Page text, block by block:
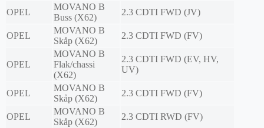
OPEL
MOVANO B
Buss (X62)
2.3 CDTI FWD (JV)
OPEL
MOVANO B
Skåp (X62)
2.3 CDTI FWD (FV)
OPEL
MOVANO B
Flak/chassi
(X62)
2.3 CDTI FWD (EV, HV,
UV)
OPEL
MOVANO B
Skåp (X62)
2.3 CDTI FWD (FV)
OPEL
MOVANO B
Skåp (X62)
2.3 CDTI RWD (FV)